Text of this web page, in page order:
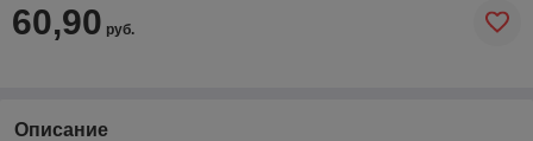
60,90 руб.
Описание